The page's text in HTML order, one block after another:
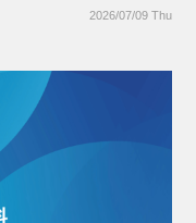
2026/07/09 Thu